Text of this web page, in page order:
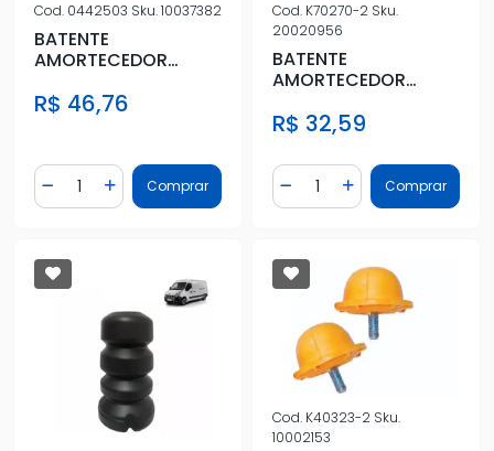
Cod. 0442503 Sku.10037382
BATENTE
AMORTECEDOR
R$ 46,76
Diminuir Quantidade
Quantidade
Adicionar Quantidade
Comprar
Cod. K70270-2 Sku.
20020956
BATENTE
AMORTECEDOR
R$ 32,59
Diminuir Quantidade
Quantidade
AdicionarComprar
Cod. K40323-2 Sku.
10002153